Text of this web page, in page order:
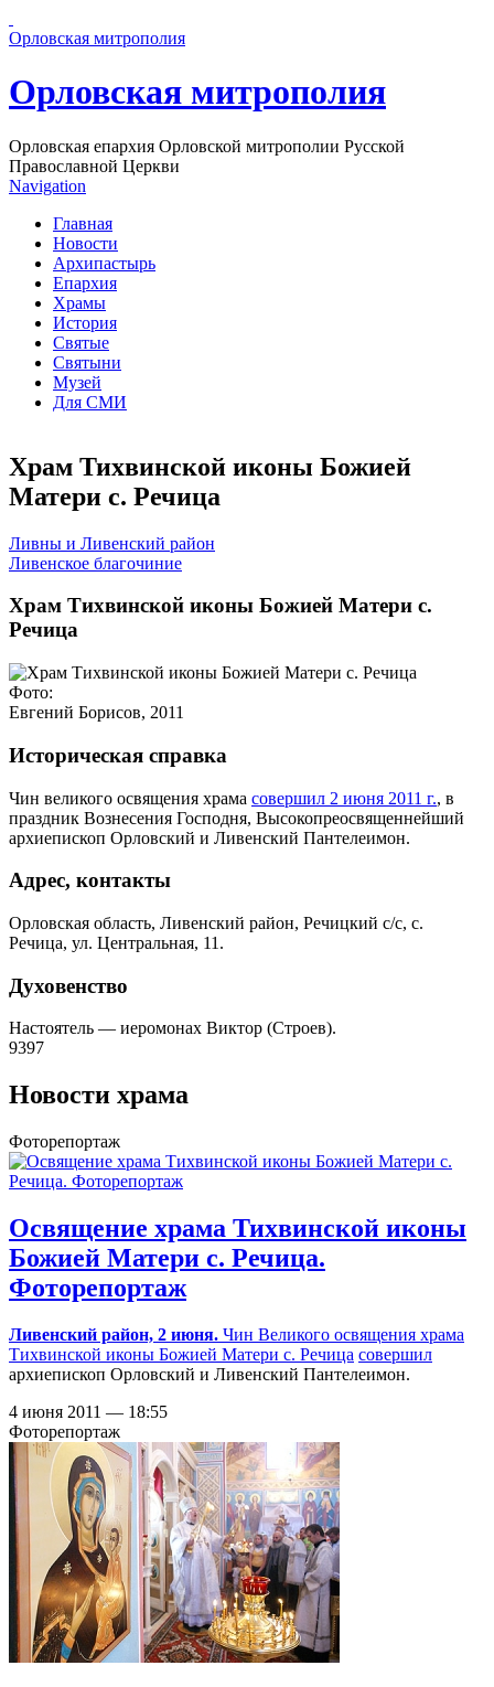
Орловская митрополия
Орловская митрополия
Орловская епархия Орловской митрополии Русской
Православной Церкви
Navigation
Главная
Новости
Архипастырь
Епархия
Храмы
История
Святые
Святыни
Музей
Для СМИ
Храм Тихвинской иконы Божией
Матери с. Речица
Ливны и Ливенский район
Ливенское благочиние
Храм Тихвинской иконы Божией Матери с.
Речица
Фото:
Евгений Борисов, 2011
Историческая справка
Чин великого освящения храма совершил 2 июня 2011 г., в
праздник Вознесения Господня, Высокопреосвященнейший
архиепископ Орловский и Ливенский Пантелеимон.
Адрес, контакты
Орловская область, Ливенский район, Речицкий с/с, с.
Речица, ул. Центральная, 11.
Духовенство
Настоятель — иеромонах Виктор (Строев).
9397
Новости храма
Фоторепортаж
Освящение храма Тихвинской иконы
Божией Матери с. Речица.
Фоторепортаж
Ливенский район, 2 июня. Чин Великого освящения храма
Тихвинской иконы Божией Матери с. Речица совершил
архиепископ Орловский и Ливенский Пантелеимон.
4 июня 2011 — 18:55
Фоторепортаж